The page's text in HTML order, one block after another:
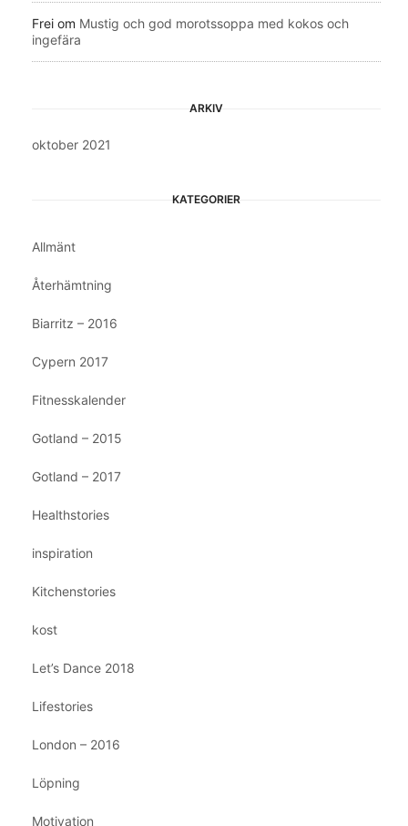
Frei om Mustig och god morotssoppa med kokos och
ingefära
ARKIV
oktober 2021
KATEGORIER
Allmänt
Återhämtning
Biarritz – 2016
Cypern 2017
Fitnesskalender
Gotland – 2015
Gotland – 2017
Healthstories
inspiration
Kitchenstories
kost
Let’s Dance 2018
Lifestories
London – 2016
Löpning
Motivation